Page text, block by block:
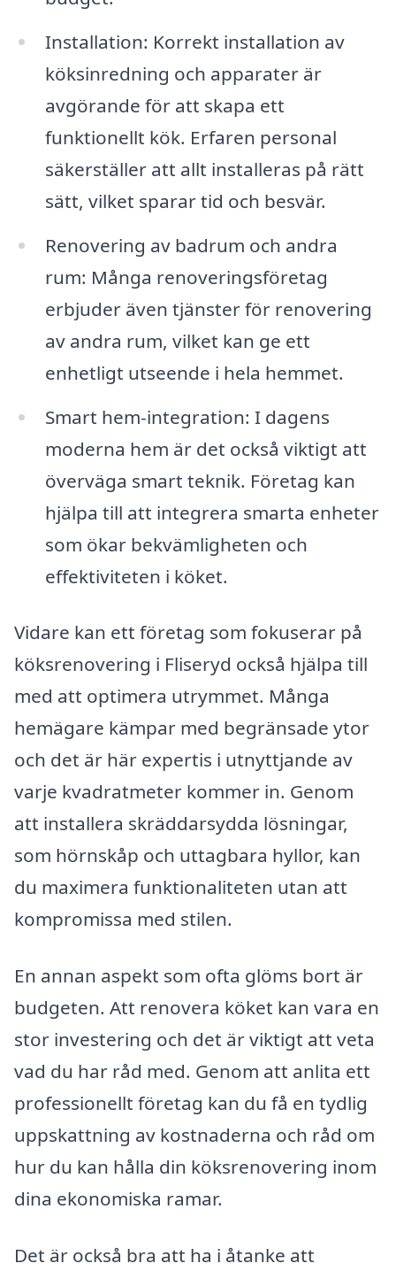
Installation: Korrekt installation av
köksinredning och apparater är
avgörande för att skapa ett
funktionellt kök. Erfaren personal
säkerställer att allt installeras på rätt
sätt, vilket sparar tid och besvär.
Renovering av badrum och andra
rum: Många renoveringsföretag
erbjuder även tjänster för renovering
av andra rum, vilket kan ge ett
enhetligt utseende i hela hemmet.
Smart hem-integration: I dagens
moderna hem är det också viktigt att
överväga smart teknik. Företag kan
hjälpa till att integrera smarta enheter
som ökar bekvämligheten och
effektiviteten i köket.
Vidare kan ett företag som fokuserar på
köksrenovering i Fliseryd också hjälpa till
med att optimera utrymmet. Många
hemägare kämpar med begränsade ytor
och det är här expertis i utnyttjande av
varje kvadratmeter kommer in. Genom
att installera skräddarsydda lösningar,
som hörnskåp och uttagbara hyllor, kan
du maximera funktionaliteten utan att
kompromissa med stilen.
En annan aspekt som ofta glöms bort är
budgeten. Att renovera köket kan vara en
stor investering och det är viktigt att veta
vad du har råd med. Genom att anlita ett
professionellt företag kan du få en tydlig
uppskattning av kostnaderna och råd om
hur du kan hålla din köksrenovering inom
dina ekonomiska ramar.
Det är också bra att ha i åtanke att